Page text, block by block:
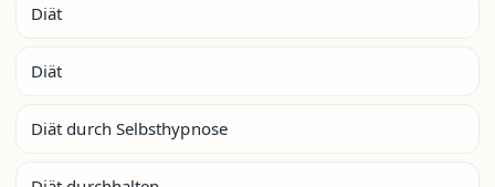
Diät
Diät
Diät durch Selbsthypnose